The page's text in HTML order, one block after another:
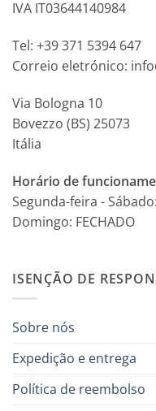
IVA IT03644140984
Tel: +39 371 5394 647
Correio eletrónico:
Via Bologna 10
Bovezzo (BS) 25073
Itália
Horário de
Segunda-feira -
Domingo: FECHADO
ISENÇÃO DE
Sobre nós
Expedição e entrega
Política de reembolso